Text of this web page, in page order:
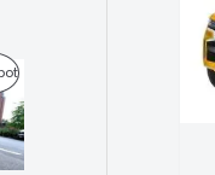
TP
R
O